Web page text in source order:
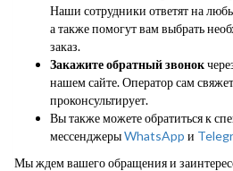
Наши сотрудники ответят на
а также помогут вам выбрать
заказ.
Закажите обратный звонок
нашем сайте. Оператор сам
проконсультирует.
Вы также можете обратиться к
мессенджерыWhatsApp и
Мы ждем вашего обращения и